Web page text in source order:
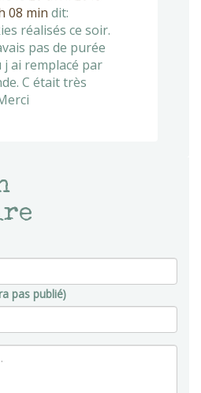
08 min dit:
réalisés ce soir.
pas de purée
j ai remplacé par
C était très
pas publié)